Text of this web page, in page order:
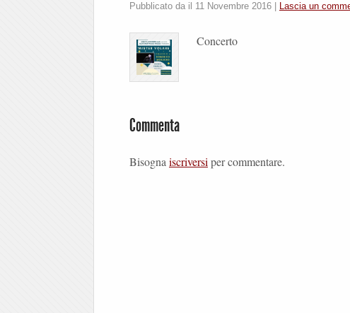
Pubblicato da il 11 Novembre 2016 Lascia un
Concerto
Commenta
Bisognaiscriversiper commentare.